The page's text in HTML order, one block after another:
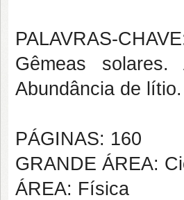
PALAVRAS-
Gêmeas solares.
Abundância de
PÁGINAS: 160
GRANDE ÁREA:
ÁREA: Física